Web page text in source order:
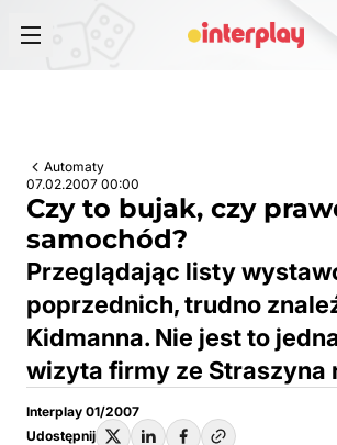
Automaty
07.02.2007 00:00
Czy to bujak, czy
samochód?
Przeglądając listy
poprzednich, trudno
Kidmanna. Nie jest to
wizyta firmy ze Straszyna
Interplay 01/2007
Udostępnij